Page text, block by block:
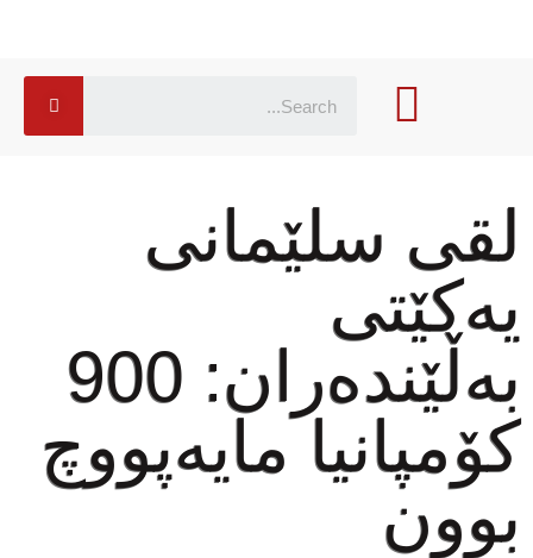
لقی سلێمانی
یەكێتی
بەڵێندەران: 900
كۆمپانیا مایەپووچ
بوون